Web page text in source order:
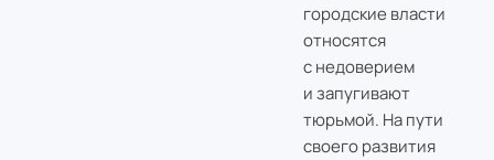
городские власти
относятся
с недоверием
и запугивают
тюрьмой. На пути
своего развития